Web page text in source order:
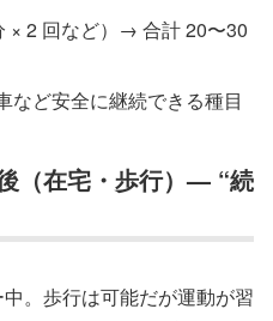
× 2 回など）→ 合計 20〜30
など安全に継続できる種目
（在宅・歩行）— “続
。歩行は可能だが運動が習